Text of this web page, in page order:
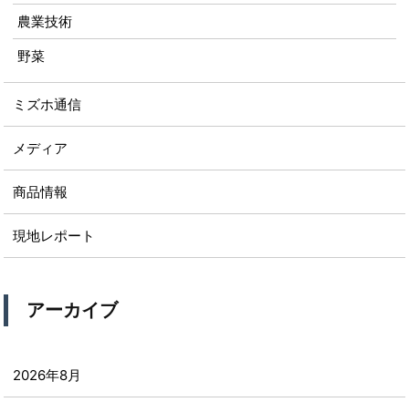
農業技術
野菜
ミズホ通信
メディア
商品情報
現地レポート
アーカイブ
2026年8月